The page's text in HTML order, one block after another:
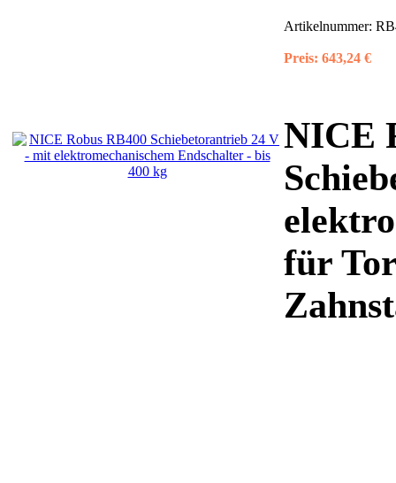
Artikelnummer:
Preis: 643,24 €
NICE
für